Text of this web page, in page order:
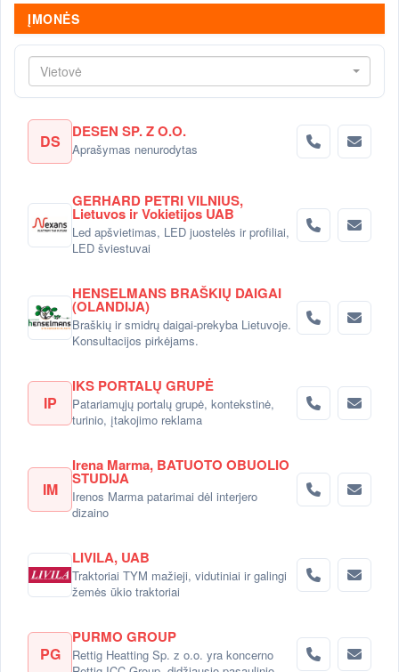
ĮMONĖS
Vietovė
DS DESEN SP. Z O.O.
Aprašymas nenurodytas
GERHARD PETRI VILNIUS,
Lietuvos ir Vokietijos UAB
Led apšvietimas, LED juostelės ir profiliai,
LED šviestuvai
HENSELMANS BRAŠKIŲ DAIGAI
(OLANDIJA)
Braškių ir smidrų daigai-prekyba Lietuvoje.
Konsultacijos pirkėjams.
IP
IKS PORTALŲ GRUPĖ
Patariamųjų portalų grupė, kontekstinė,
turinio, įtakojimo reklama
IM
Irena Marma, BATUOTO OBUOLIO
STUDIJA
Irenos Marma patarimai dėl interjero
dizaino
LIVILA, UAB
Traktoriai TYM mažieji, vidutiniai ir galingi
žemės ūkio traktoriai
PG
PURMO GROUP
Rettig Heatting Sp. z o.o. yra koncerno